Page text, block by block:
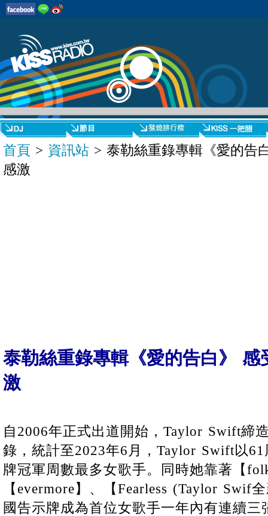
首頁 > 資訊站 > 泰勒絲重錄專輯《愛的告
感激
泰勒絲重錄專輯《愛的告白》 感
激
自2006年正式出道開始，Taylor Swift締
錄，統計至2023年6月，Taylor Swift以
牌冠軍周數最多女歌手。同時她靠著【
【evermore】、【Fearless (Taylor Swif
國告示牌成為首位女歌手一年內有連續